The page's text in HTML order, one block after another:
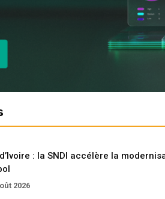
: la SNDI accélère la
2026